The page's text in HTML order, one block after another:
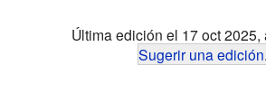
Última edición el 17 oct 2025,
Sugerir una edición.